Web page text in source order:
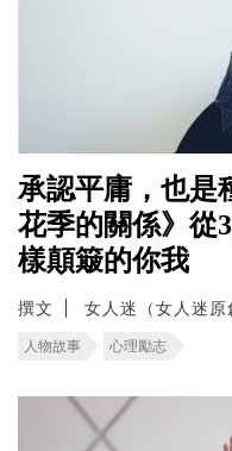
承認平庸，也是
花季的關係》從
樣顛簸的你我
撰文 女人迷（女人迷原
人物故事 心理勵志